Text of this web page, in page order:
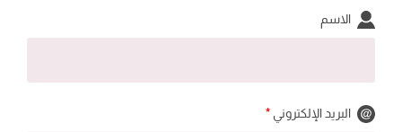
الاسم
البريد الإلكتروني *